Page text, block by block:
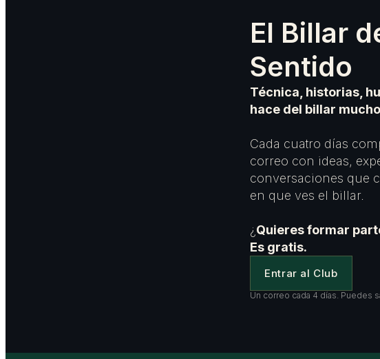
El Billar
Sentido
Técnica, historias,
hace del billar
Cada cuatro días
correo con ideas,
conversaciones que
en que ves el billar.
¿ Quieres formar
Es gratis.
Entrar al Club
Un correo cada 4 días. Puedes